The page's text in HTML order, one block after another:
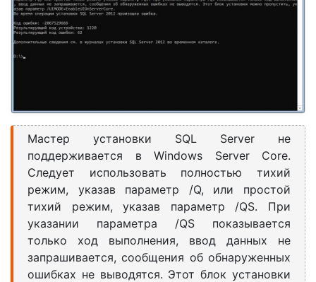
Мастер установки SQL Server не
поддерживается в Windows Server Core.
Следует использовать полностью тихий
режим, указав параметр /Q, или простой
тихий режим, указав параметр /QS. При
указании параметра /QS показывается
только ход выполнения, ввод данных не
запрашивается, сообщения об обнаруженных
ошибках не выводятся. Этот блок установки